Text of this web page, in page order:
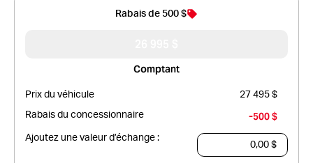
Rabais de 500 $
Comptant
Prix du véhicule 27 495 $
Rabais du concessionnaire -500 $
Ajoutez une valeur d’échange :